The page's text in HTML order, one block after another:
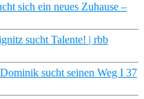
sich ein neues Zuhause –
sucht Talente! | rbb
sucht seinen Weg I 37